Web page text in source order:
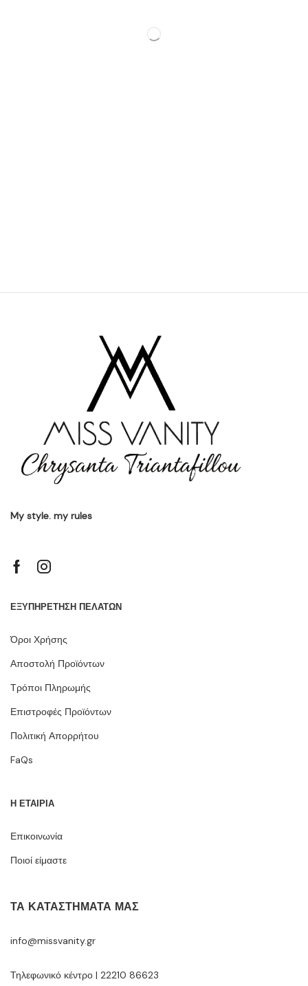
My style. my rules
ΕΞΥΠΗΡΕΤΗΣΗ ΠΕΛΑΤΩΝ
Όροι Χρήσης
Αποστολή Προϊόντων
Τρόποι Πληρωμής
Επιστροφές Προϊόντων
Πολιτική Απορρήτου
FaQs
Η ΕΤΑΙΡΙΑ
Επικοινωνία
Ποιοί είμαστε
ΤΑ ΚΑΤΑΣΤΉΜΑΤΆ ΜΑΣ
info@missvanity.gr
Τηλεφωνικό κέντρο | 22210 86623